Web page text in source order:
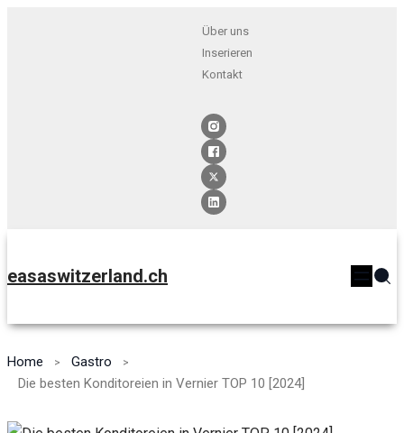
Über uns
Inserieren
Kontakt
easaswitzerland.ch
Home
Gastro
Die besten Konditoreien in Vernier TOP 10 [2024]